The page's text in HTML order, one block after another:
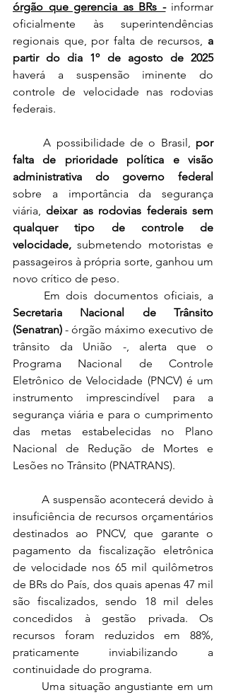
órgão que gerencia as BRs - informar
oficialmente às superintendências
regionais que, por falta de recursos, a
partir do dia 1º de agosto de 2025
haverá a suspensão iminente do
controle de velocidade nas rodovias
federais.
	A possibilidade de o Brasil,
por
falta de prioridade política e visão
administrativa do governo federal
sobre a importância da segurança
viária, deixar as rodovias federais sem
qualquer tipo de controle de
velocidade, submetendo motoristas e
passageiros à própria sorte, ganhou um
novo crítico de peso.
Secretaria Nacional de Trânsito
(Senatran) - órgão máximo executivo de
trânsito da União -, alerta que o
Programa Nacional de Controle
Eletrônico de Velocidade (PNCV) é um
instrumento imprescindível para a
segurança viária e para o cumprimento
das metas estabelecidas no Plano
Nacional de Redução de Mortes e
Lesões no Trânsito (PNATRANS).
insuficiência de recursos orçamentários
destinados ao PNCV, que garante o
pagamento da fiscalização eletrônica
de velocidade nos 65 mil quilômetros
de BRs do País, dos quais apenas 47 mil
são fiscalizados, sendo 18 mil deles
concedidos à gestão privada. Os
recursos foram reduzidos em 88%,
praticamente inviabilizando a
continuidade do programa.